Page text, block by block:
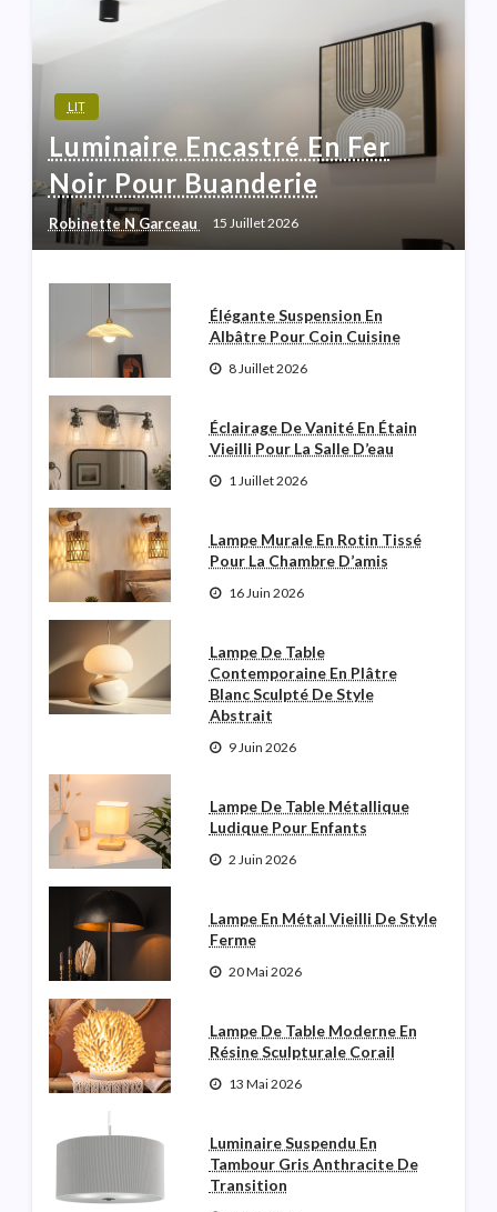
LIT
Luminaire Encastré En Fer
Noir Pour Buanderie
Robinette N Garceau 15 Juillet 2026
Élégante Suspension En
Albâtre Pour Coin Cuisine
8 Juillet 2026
Éclairage De Vanité En Étain
Vieilli Pour La Salle D’eau
1 Juillet 2026
Lampe Murale En Rotin Tissé
Pour La Chambre D’amis
16 Juin 2026
Lampe De Table
Contemporaine En Plâtre
Blanc Sculpté De Style
Abstrait
9 Juin 2026
Lampe De Table Métallique
Ludique Pour Enfants
2 Juin 2026
Lampe En Métal Vieilli De Style
Ferme
20 Mai 2026
Lampe De Table Moderne En
Résine Sculpturale Corail
13 Mai 2026
Luminaire Suspendu En
Tambour Gris Anthracite De
Transition